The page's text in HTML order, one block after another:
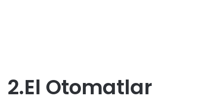
2.El Otomatlar